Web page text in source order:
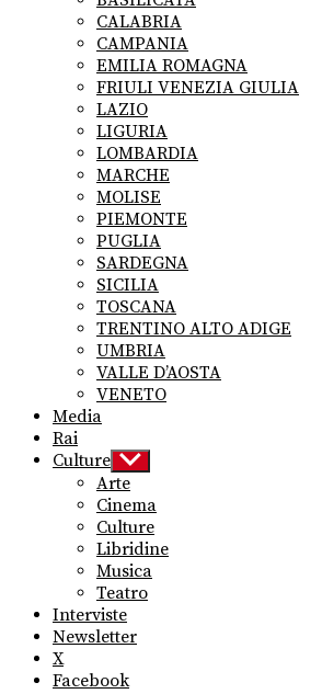
CALABRIA
CAMPANIA
EMILIA ROMAGNA
FRIULI VENEZIA GIULIA
LAZIO
LIGURIA
LOMBARDIA
MARCHE
MOLISE
PIEMONTE
PUGLIA
SARDEGNA
SICILIA
TOSCANA
TRENTINO ALTO ADIGE
UMBRIA
VALLE D’AOSTA
VENETO
Media
Rai
Culture Show
sub
menu
Arte
Cinema
Culture
Libridine
Musica
Teatro
Interviste
Newsletter
X
Facebook